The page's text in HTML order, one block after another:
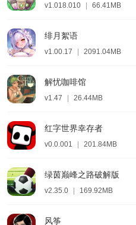
v1.018.010 | 66.41MB
绯月絮语
v1.00.17 | 2091.04MB
解忧咖啡馆
v1.47 | 26.44MB
红字世界幸存者
v0.0.001 | 201.84MB
绿茵巅峰之路破解版
v2.35.0 | 169.92MB
风筝